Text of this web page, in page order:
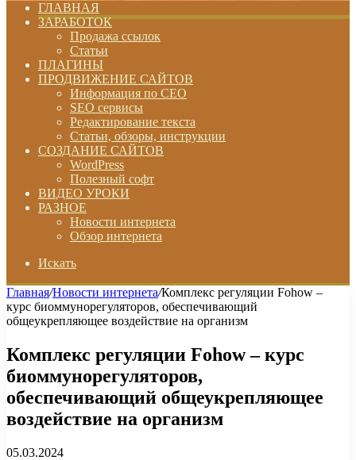
ГЛАВНАЯ
ЗАРАБОТОК
Продажа ссылок
Статьи
ПЛАГИНЫ
ПРОДВИЖЕНИЕ САЙТОВ
Информация по СЕО
SEO сервисы
Редактирование текста
Статьи, обзоры, инструкции
СОЗДАНИЕ САЙТОВ
WordPress
Полезный софт
ВИДЕО УРОКИ
РАЗНОЕ
Новости интернета
Обзор интернета
Искать
Главная/Новости интернета/Комплекс регуляции Fohow –
курс биоммунорегуляторов, обеспечивающий
общеукрепляющее воздействие на организм
Комплекс регуляции Fohow – курс
биоммунорегуляторов,
обеспечивающий общеукрепляющее
воздействие на организм
05.03.2024